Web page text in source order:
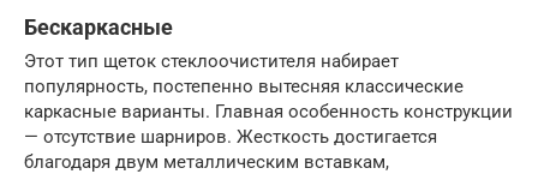
Бескаркасные
Этот тип щеток стеклоочистителя набирает
популярность, постепенно вытесняя классические
каркасные варианты. Главная особенность конструкции
— отсутствие шарниров. Жесткость достигается
благодаря двум металлическим вставкам,